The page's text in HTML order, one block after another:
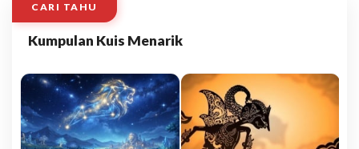
CARI TAHU
Kumpulan Kuis Menarik